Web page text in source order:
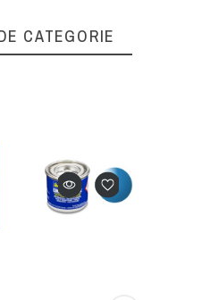
CATEGORIE